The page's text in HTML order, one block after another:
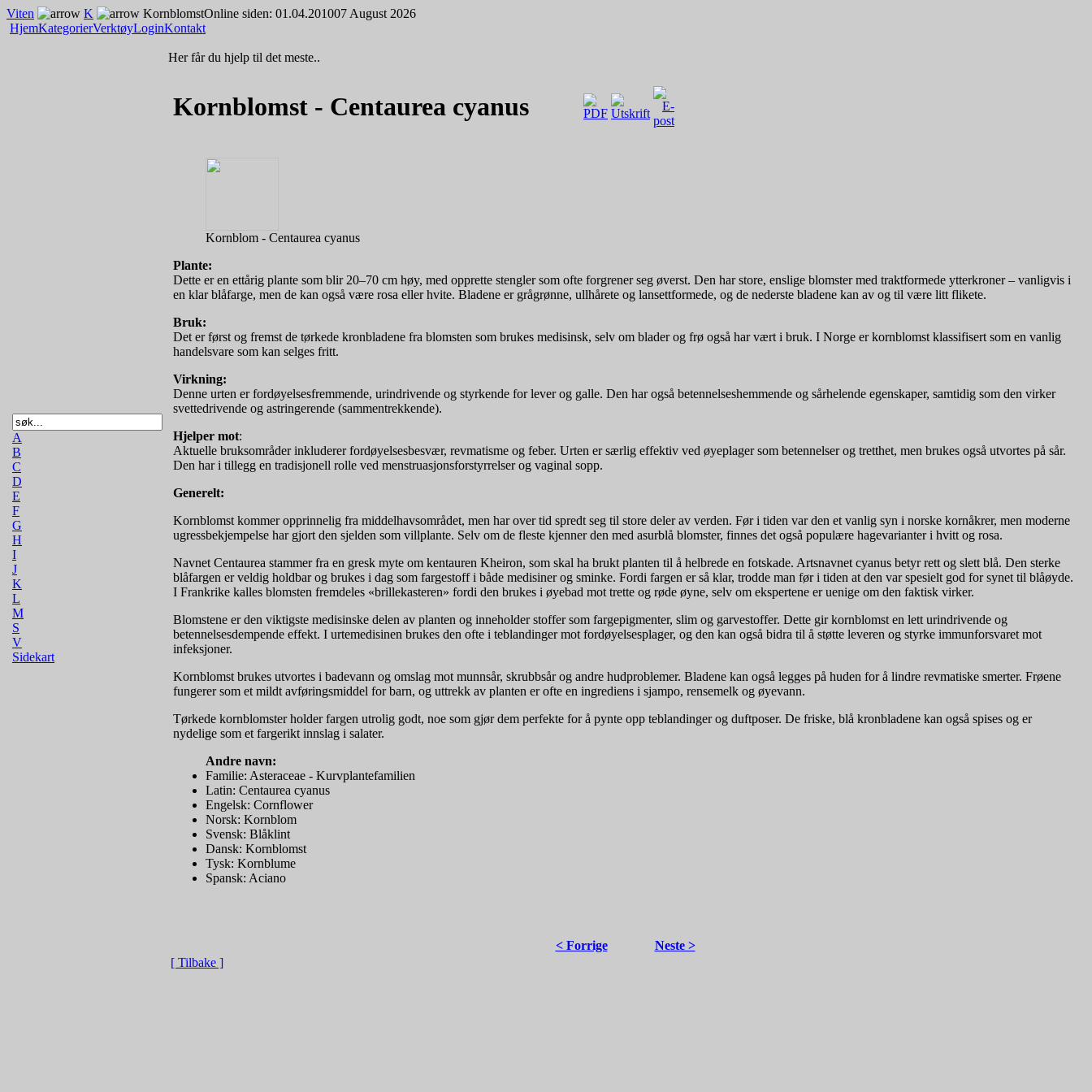
Viten K KornblomstOnline siden: 01.04.201007 August 2026
HjemKategorierVerktøyLoginKontakt
A
B
C
D
E
F
G
H
I
J
K
L
M
S
V
Sidekart
Her får du hjelp til det meste..
Kornblomst - Centaurea cyanus
Kornblom - Centaurea cyanus
Plante:
Dette er en ettårig plante som blir 20–70 cm høy, med opprette stengler som ofte forgrener seg øverst. Den har store, enslige blomster med traktformede ytterkroner – vanligvis i
en klar blåfarge, men de kan også være rosa eller hvite. Bladene er grågrønne, ullhårete og lansettformede, og de nederste bladene kan av og til være litt flikete.
Bruk:
Det er først og fremst de tørkede kronbladene fra blomsten som brukes medisinsk, selv om blader og frø også har vært i bruk. I Norge er kornblomst klassifisert som en vanlig
handelsvare som kan selges fritt.
Virkning:
Denne urten er fordøyelsesfremmende, urindrivende og styrkende for lever og galle. Den har også betennelseshemmende og sårhelende egenskaper, samtidig som den virker
svettedrivende og astringerende (sammentrekkende).
Hjelper mot:
Aktuelle bruksområder inkluderer fordøyelsesbesvær, revmatisme og feber. Urten er særlig effektiv ved øyeplager som betennelser og tretthet, men brukes også utvortes på sår.
Den har i tillegg en tradisjonell rolle ved menstruasjonsforstyrrelser og vaginal sopp.
Generelt:
Kornblomst kommer opprinnelig fra middelhavsområdet, men har over tid spredt seg til store deler av verden. Før i tiden var den et vanlig syn i norske kornåkrer, men moderne
ugressbekjempelse har gjort den sjelden som villplante. Selv om de fleste kjenner den med asurblå blomster, finnes det også populære hagevarianter i hvitt og rosa.
Navnet Centaurea stammer fra en gresk myte om kentauren Kheiron, som skal ha brukt planten til å helbrede en fotskade. Artsnavnet cyanus betyr rett og slett blå. Den sterke
blåfargen er veldig holdbar og brukes i dag som fargestoff i både medisiner og sminke. Fordi fargen er så klar, trodde man før i tiden at den var spesielt god for synet til blåøyde.
I Frankrike kalles blomsten fremdeles «brillekasteren» fordi den brukes i øyebad mot trette og røde øyne, selv om ekspertene er uenige om den faktisk virker.
Blomstene er den viktigste medisinske delen av planten og inneholder stoffer som fargepigmenter, slim og garvestoffer. Dette gir kornblomst en lett urindrivende og
betennelsesdempende effekt. I urtemedisinen brukes den ofte i teblandinger mot fordøyelsesplager, og den kan også bidra til å støtte leveren og styrke immunforsvaret mot
infeksjoner.
Kornblomst brukes utvortes i badevann og omslag mot munnsår, skrubbsår og andre hudproblemer. Bladene kan også legges på huden for å lindre revmatiske smerter. Frøene
fungerer som et mildt avføringsmiddel for barn, og uttrekk av planten er ofte en ingrediens i sjampo, rensemelk og øyevann.
Tørkede kornblomster holder fargen utrolig godt, noe som gjør dem perfekte for å pynte opp teblandinger og duftposer. De friske, blå kronbladene kan også spises og er
nydelige som et fargerikt innslag i salater.
Andre navn:
Familie: Asteraceae - Kurvplantefamilien
Latin: Centaurea cyanus
Engelsk: Cornflower
Norsk: Kornblom
Svensk: Blåklint
Dansk: Kornblomst
Tysk: Kornblume
Spansk: Aciano
< Forrige
Neste >
[ Tilbake ]